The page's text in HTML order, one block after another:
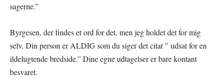
sagerne.”
Byrgesen, der findes et ord for det, men jeg holdet det for mig
selv. Din person er ALDIG som du siger det citat ” udsat for en
ildelugtende bredside.” Dine egne udtagelser er bare kontant
besvaret.